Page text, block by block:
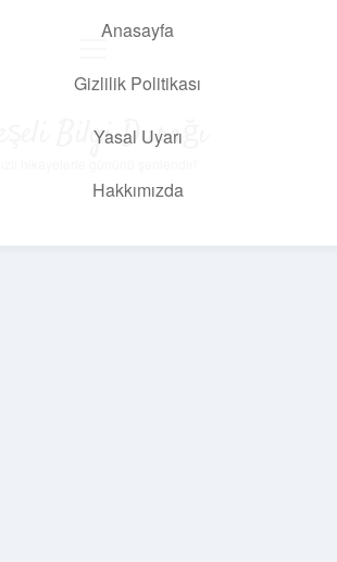
Anasayfa
Gizlilik Politikası
Yasal Uyarı
Hakkımızda
Neşeli Bilgi Durağı